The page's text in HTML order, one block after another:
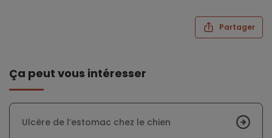
Partager
Ça peut vous intéresser
Ulcère de l’estomac chez le chien